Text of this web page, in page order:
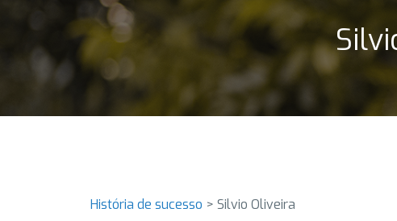
História de sucesso > Silvio Oliveira